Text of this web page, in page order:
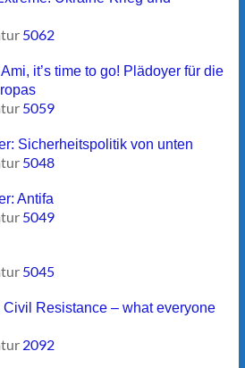
5062
it’s time to go! Plädoyer für die
5059
Sicherheitspolitik von unten
5048
Antifa
5049
5045
Resistance – what everyone
2092